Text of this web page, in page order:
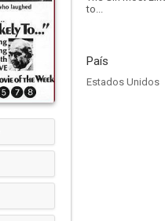
to...
País
Estados Unidos